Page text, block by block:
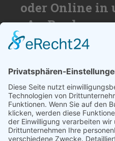
oder Online in
»An Bord«
Nutzen Sie die
50.000 Haushalten
beraten Sie gerne
individuelles
SCHREIBEN SIE UNS